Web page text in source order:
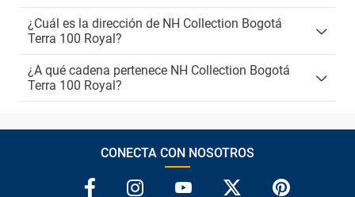
¿Cuál es la dirección de NH Collection Bogotá
Terra 100 Royal?
¿A qué cadena pertenece NH Collection Bogotá
Terra 100 Royal?
CONECTA CON NOSOTROS